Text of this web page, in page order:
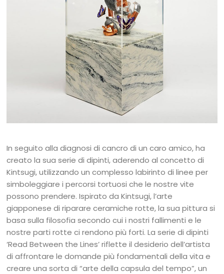
In seguito alla diagnosi di cancro di un caro amico, ha
creato la sua serie di dipinti, aderendo al concetto di
Kintsugi, utilizzando un complesso labirinto di linee per
simboleggiare i percorsi tortuosi che le nostre vite
possono prendere. Ispirato da Kintsugi, l’arte
giapponese di riparare ceramiche rotte, la sua pittura si
basa sulla filosofia secondo cui i nostri fallimenti e le
nostre parti rotte ci rendono più forti. La serie di dipinti
‘Read Between the Lines’ riflette il desiderio dell’artista
di affrontare le domande più fondamentali della vita e
creare una sorta di “arte della capsula del tempo”, un